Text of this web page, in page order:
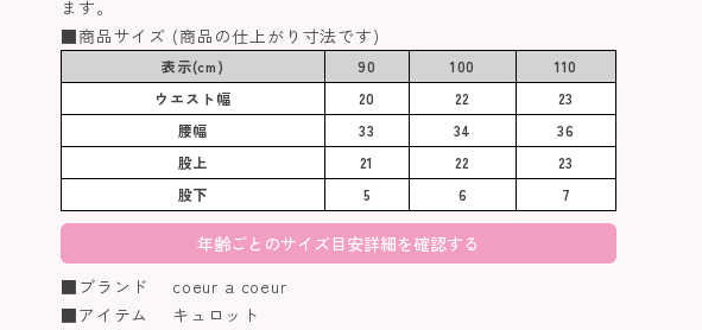
ます。
■商品サイズ (商品の仕上がり寸法です)
表示(cm) 90 100
110
ウエスト幅
20 22
23
腰幅
33 34
36
股上
21 22
23
股下
5 6 7
年齢ごとのサイズ目安詳細を確認する
■ブランド coeur a coeur
■アイテム キュロット